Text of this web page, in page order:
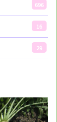
696
16
29